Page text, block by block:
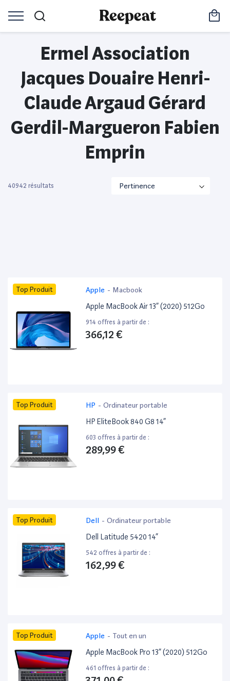
Ermel Association
Jacques Douaire Henri-
Claude Argaud Gérard
Gerdil-Margueron Fabien
Emprin
40942 résultats
Top Produit Apple - Macbook
Apple MacBook Air 13” (2020) 512Go
914 offres à partir de :
366,12 €
Top Produit HP - Ordinateur portable
HP EliteBook 840 G8 14”
603 offres à partir de :
289,99 €
Top Produit Dell - Ordinateur portable
Dell Latitude 5420 14”
542 offres à partir de :
162,99 €
Top Produit Apple - Tout en un
Apple MacBook Pro 13” (2020) 512Go
461 offres à partir de :